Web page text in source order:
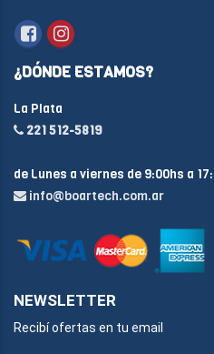
¿DÓNDE ESTAMOS?
La Plata
221 512-5819
de Lunes a viernes de 9:00hs a
info@boartech.com.ar
NEWSLETTER
Recibí ofertas en tu email